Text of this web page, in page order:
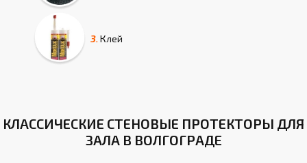
3. Клей
КЛАССИЧЕСКИЕ СТЕНОВЫЕ ПРОТЕКТОРЫ ДЛЯ
ЗАЛА В ВОЛГОГРАДЕ